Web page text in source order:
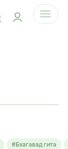
#Бхагавад гита